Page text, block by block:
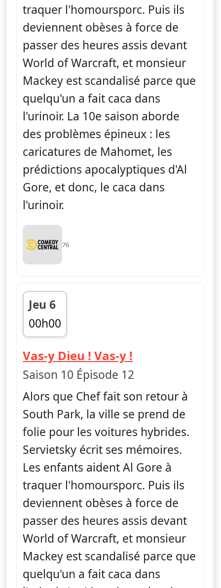
traquer l'homoursporc. Puis ils
deviennent obèses à force de
passer des heures assis devant
World of Warcraft, et monsieur
Mackey est scandalisé parce que
quelqu'un a fait caca dans
l'urinoir. La 10e saison aborde
des problèmes épineux : les
caricatures de Mahomet, les
prédictions apocalyptiques d'Al
Gore, et donc, le caca dans
l'urinoir.
76
Jeu 6
00h00
fin 00h25
Vas-y Dieu ! Vas-y !
Saison 10 Épisode 12
Alors que Chef fait son retour à
South Park, la ville se prend de
folie pour les voitures hybrides.
Servietsky écrit ses mémoires.
Les enfants aident Al Gore à
traquer l'homoursporc. Puis ils
deviennent obèses à force de
passer des heures assis devant
World of Warcraft, et monsieur
Mackey est scandalisé parce que
quelqu'un a fait caca dans